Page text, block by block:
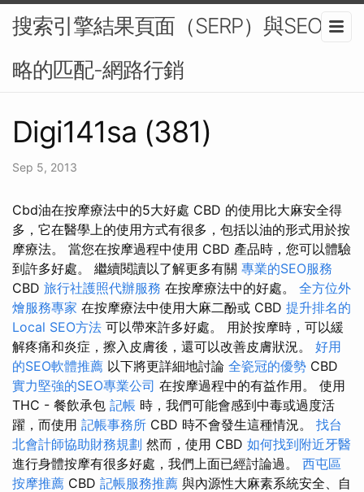
搜索引擎結果頁面（SERP）與SEO策
略的匹配-網路行銷
Digi141sa (381)
Sep 5, 2013
Cbd油在按摩療法中的5大好處 CBD 的使用比大麻安全得
多，它在醫學上的使用方式有很多，包括以油的形式用於按
摩療法。 當您在按摩過程中使用 CBD 產品時，您可以體驗
到許多好處。 繼續閱讀以了解更多有關 專業的SEO服務
CBD 旅行社護照代辦服務 在按摩療法中的好處。 全方位外
燴服務專家 在按摩療法中使用大麻二酚或 CBD 提升排名的
Local SEO方法 可以帶來許多好處。 用於按摩時，可以緩
解疼痛和炎症，擦入皮膚後，還可以改善皮膚狀況。 好用
的SEO軟體推薦 以下將更詳細地討論 全瓷冠的優勢 CBD
實力堅強的SEO專業公司 在按摩過程中的有益作用。 使用
THC - 餐飲承包 記帳 時，我們可能會感到中毒或過度活
躍，而使用 記帳事務所 CBD 時不會發生這種情況。 找台
北會計師協助財務規劃 然而，使用 CBD 如何找到附近牙醫
進行身體按摩有很多好處，我們上面已經討論過。 西屯區
按摩推薦 CBD 記帳服務推薦 與內源性大麻素系統安全、自